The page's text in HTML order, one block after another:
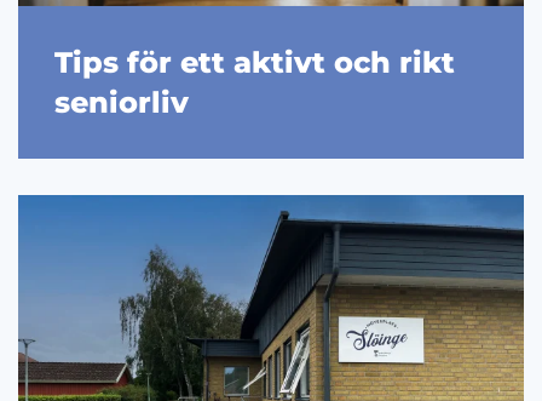
Tips för ett aktivt och rikt
seniorliv